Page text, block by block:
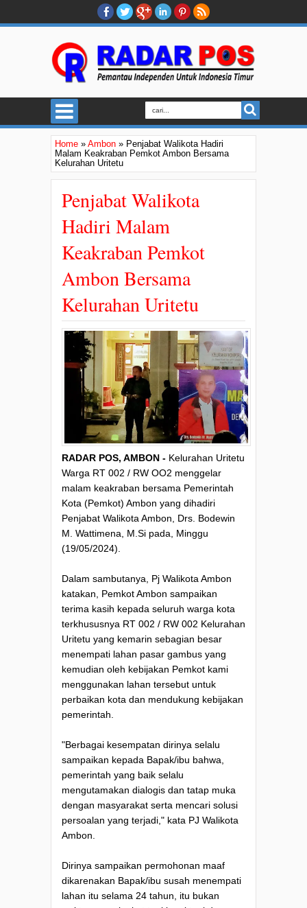
Home » Ambon » Penjabat Walikota Hadiri
Malam Keakraban Pemkot Ambon Bersama
Kelurahan Uritetu
Penjabat Walikota
Hadiri Malam
Keakraban Pemkot
Ambon Bersama
Kelurahan Uritetu
RADAR POS, AMBON - Kelurahan Uritetu
Warga RT 002 / RW OO2 menggelar
malam keakraban bersama Pemerintah
Kota (Pemkot) Ambon yang dihadiri
Penjabat Walikota Ambon, Drs. Bodewin
M. Wattimena, M.Si pada, Minggu
(19/05/2024).
Dalam sambutanya, Pj Walikota Ambon
katakan, Pemkot Ambon sampaikan
terima kasih kepada seluruh warga kota
terkhususnya RT 002 / RW 002 Kelurahan
Uritetu yang kemarin sebagian besar
menempati lahan pasar gambus yang
kemudian oleh kebijakan Pemkot kami
menggunakan lahan tersebut untuk
perbaikan kota dan mendukung kebijakan
pemerintah.
"Berbagai kesempatan dirinya selalu
sampaikan kepada Bapak/ibu bahwa,
pemerintah yang baik selalu
mengutamakan dialogis dan tatap muka
dengan masyarakat serta mencari solusi
persoalan yang terjadi," kata PJ Walikota
Ambon.
Dirinya sampaikan permohonan maaf
dikarenakan Bapak/ibu susah menempati
lahan itu selama 24 tahun, itu bukan